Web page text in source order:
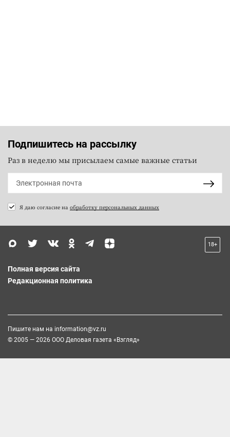
Подпишитесь на рассылку
Раз в неделю мы присылаем самые важные статьи
Я даю согласие на обработку персональных данных
18+
Полная версия сайта
Редакционная политика
Пишите нам на information@vz.ru
© 2005 — 2026 ООО Деловая газета «Взгляд»